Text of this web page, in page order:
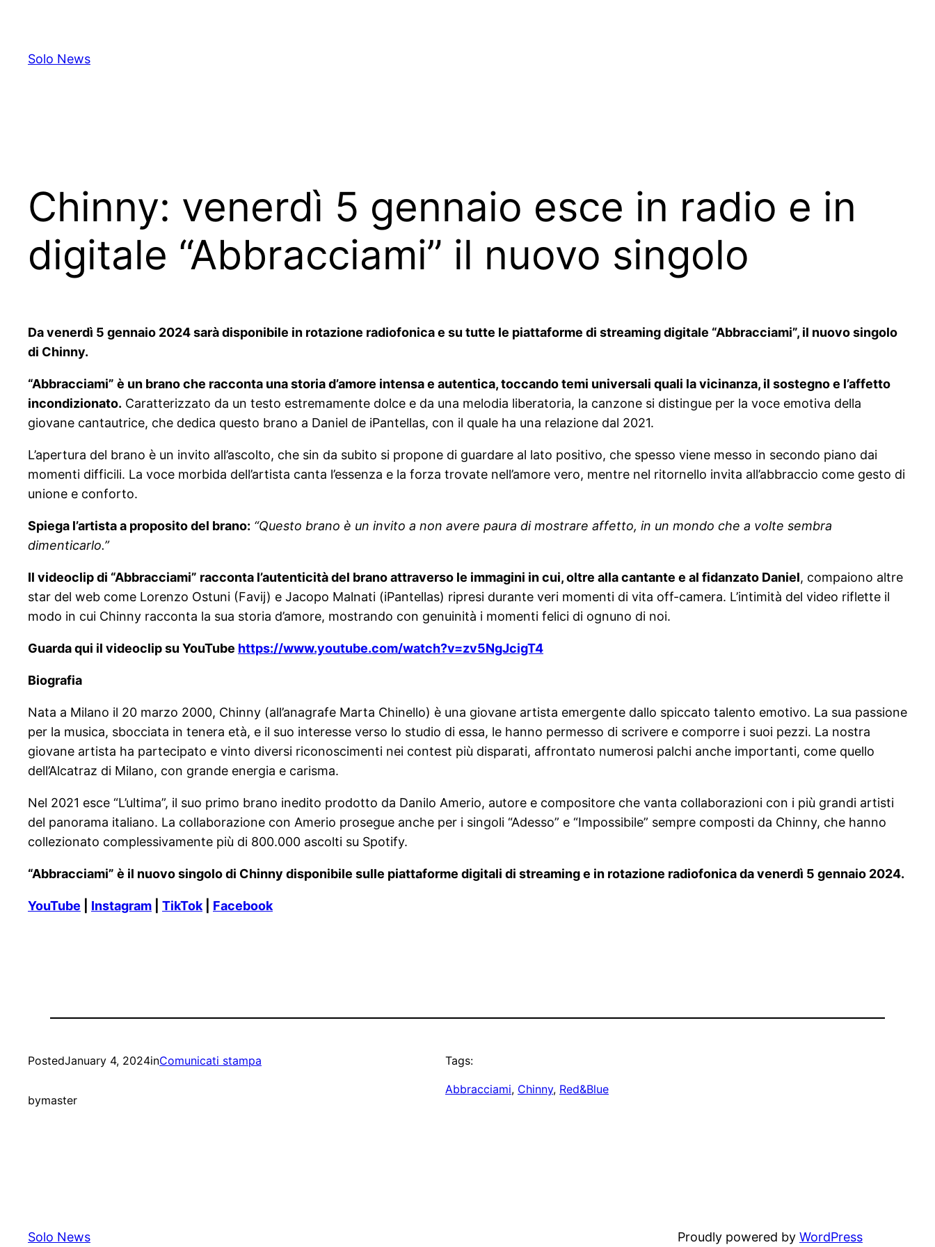
content
Solo News
Chinny: venerdì 5 gennaio esce in radio e in
digitale “Abbracciami” il nuovo singolo
Da venerdì 5 gennaio 2024 sarà disponibile in rotazione radiofonica e su tutte le piattaforme di streaming digitale “Abbracciami”, il nuovo singolo
di Chinny.
“Abbracciami” è un brano che racconta una storia d’amore intensa e autentica, toccando temi universali quali la vicinanza, il sostegno e l’affetto
incondizionato. Caratterizzato da un testo estremamente dolce e da una melodia liberatoria, la canzone si distingue per la voce emotiva della
giovane cantautrice, che dedica questo brano a Daniel de iPantellas, con il quale ha una relazione dal 2021.
L’apertura del brano è un invito all’ascolto, che sin da subito si propone di guardare al lato positivo, che spesso viene messo in secondo piano dai
momenti difficili. La voce morbida dell’artista canta l’essenza e la forza trovate nell’amore vero, mentre nel ritornello invita all’abbraccio come gesto di
unione e conforto.
Spiega l’artista a proposito del brano: “Questo brano è un invito a non avere paura di mostrare affetto, in un mondo che a volte sembra
dimenticarlo.”
Il videoclip di “Abbracciami” racconta l’autenticità del brano attraverso le immagini in cui, oltre alla cantante e al fidanzato Daniel, compaiono altre
star del web come Lorenzo Ostuni (Favij) e Jacopo Malnati (iPantellas) ripresi durante veri momenti di vita off-camera. L’intimità del video riflette il
modo in cui Chinny racconta la sua storia d’amore, mostrando con genuinità i momenti felici di ognuno di noi.
Guarda qui il videoclip su YouTube https://www.youtube.com/watch?v=zv5NgJcigT4
Biografia
Nata a Milano il 20 marzo 2000, Chinny (all’anagrafe Marta Chinello) è una giovane artista emergente dallo spiccato talento emotivo. La sua passione
per la musica, sbocciata in tenera età, e il suo interesse verso lo studio di essa, le hanno permesso di scrivere e comporre i suoi pezzi. La nostra
giovane artista ha partecipato e vinto diversi riconoscimenti nei contest più disparati, affrontato numerosi palchi anche importanti, come quello
dell’Alcatraz di Milano, con grande energia e carisma.
Nel 2021 esce “L’ultima”, il suo primo brano inedito prodotto da Danilo Amerio, autore e compositore che vanta collaborazioni con i più grandi artisti
del panorama italiano. La collaborazione con Amerio prosegue anche per i singoli “Adesso” e “Impossibile” sempre composti da Chinny, che hanno
collezionato complessivamente più di 800.000 ascolti su Spotify.
“Abbracciami” è il nuovo singolo di Chinny disponibile sulle piattaforme digitali di streaming e in rotazione radiofonica da venerdì 5 gennaio 2024.
YouTube Instagram TikTok| Facebook
PostedJanuary 4, 2024inComunicati stampa
bymaster
Tags:
Abbracciami, Chinny, Red&Blue
Solo News Proudly powered by WordPress